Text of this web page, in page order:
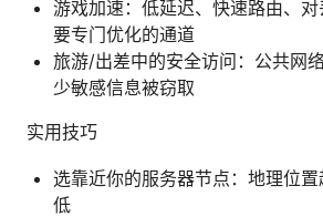
游戏加速：低延迟、快速路由、
要专门优化的通道
旅游/出差中的安全访问：公共网
少敏感信息被窃取
实用技巧
选靠近你的服务器节点：地理位
低